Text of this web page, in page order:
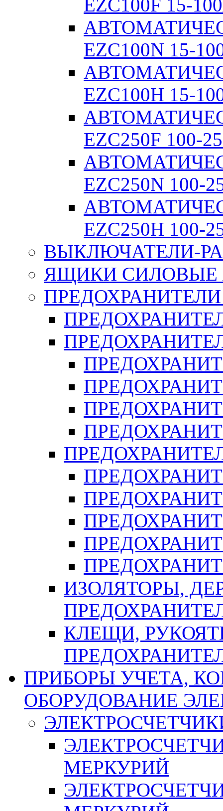
EZC100F 15-
EZC100N 15-
EZC100H 15-
EZC250F 100-
EZC250N 100-
EZC250H 100-
ВЫКЛЮЧАТЕЛИ-
ЯЩИКИ СИЛОВЫЕ
ИЗОЛЯТОРЫ,
КЛЕЩИ,
ПРИБОРЫ УЧЕТА,
ОБОРУДОВАНИЕ
МЕРКУРИЙ